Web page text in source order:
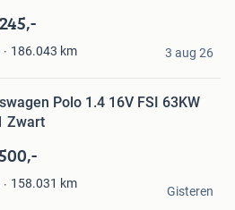
186.043 km 3 aug 26
Polo 1.4 16V FSI 63KW
Zwart
158.031 km
Gisteren